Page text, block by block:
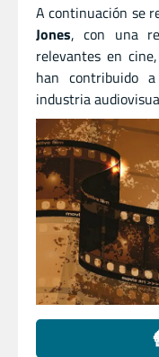
A continuación se
Jones, con una
relevantes en
han contribuido
industria